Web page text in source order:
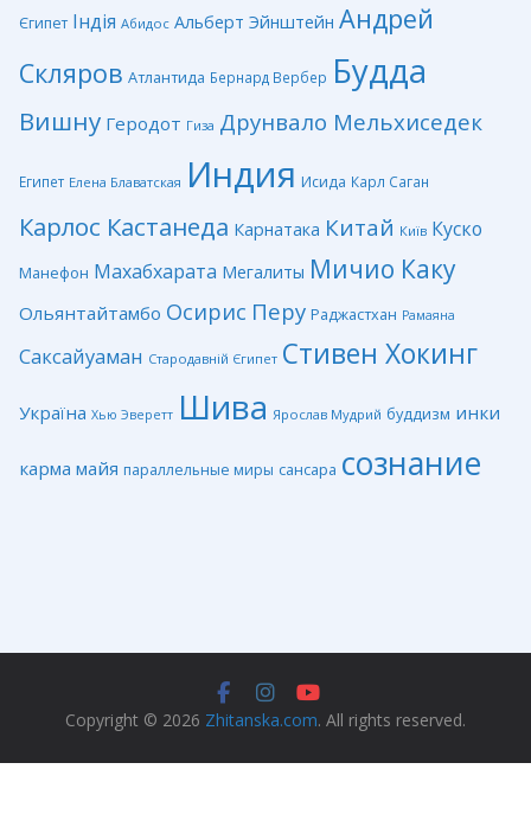
Єгипет Індія Абидос Альберт Эйнштейн Андрей
Скляров Атлантида Бернард Вербер Будда
Вишну Геродот Гиза Друнвало Мельхиседек
Египет Елена Блаватская Индия Исида Карл Саган
Карлос Кастанеда Карнатака Китай Київ Куско
Манефон Махабхарата Мегалиты Мичио Каку
Ольянтайтамбо Осирис Перу Раджастхан Рамаяна
Саксайуаман Стародавній Єгипет Стивен Хокинг
Україна Хью Эверетт Шива Ярослав Мудрий буддизм инки
карма майя параллельные миры сансара сознание
Copyright © 2026 Zhitanska.com. All rights reserved.